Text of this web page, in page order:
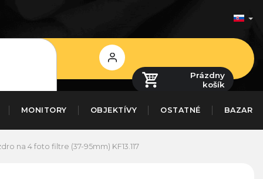
Prihlásenie
Prázdny
košík
MONITORY OBJEKTÍVY OSTATNÉ BAZAR
na 4 foto filtre (37-95mm) KF13.117